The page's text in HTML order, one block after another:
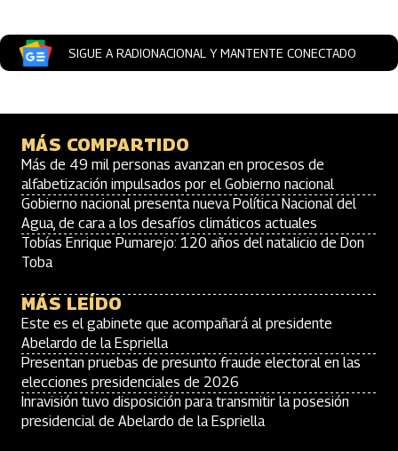
SIGUE A RADIONACIONAL Y MANTENTE CONECTADO
MÁS COMPARTIDO
Más de 49 mil personas avanzan en procesos de
alfabetización impulsados por el Gobierno nacional
Gobierno nacional presenta nueva Política Nacional del
Agua, de cara a los desafíos climáticos actuales
Tobías Enrique Pumarejo: 120 años del natalicio de Don
Toba
MÁS LEÍDO
Este es el gabinete que acompañará al presidente
Abelardo de la Espriella
Presentan pruebas de presunto fraude electoral en las
elecciones presidenciales de 2026
Inravisión tuvo disposición para transmitir la posesión
presidencial de Abelardo de la Espriella